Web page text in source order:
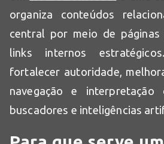
organiza conteúdos
central por meio de
links internos
fortalecer autoridade,
navegação e
buscadores e inteligências